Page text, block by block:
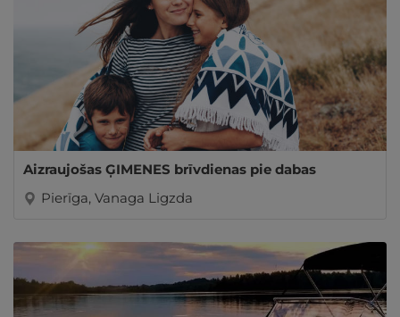
Aizraujošas ĢIMENES brīvdienas pie dabas
Pierīga, Vanaga Ligzda